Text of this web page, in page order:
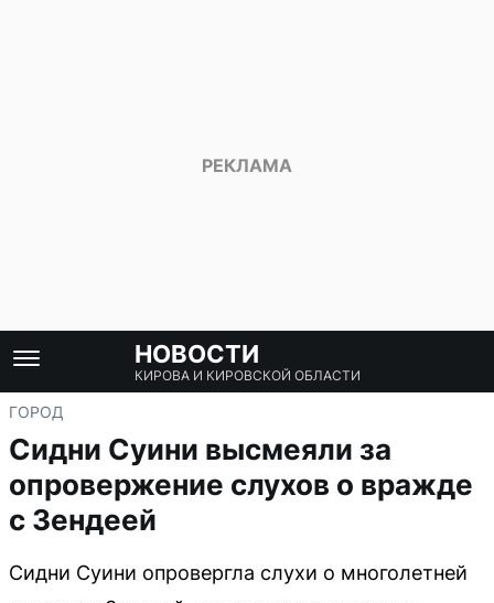
НОВОСТИ
КИРОВА И КИРОВСКОЙ ОБЛАСТИ
ГОРОД
Сидни Суини высмеяли за
опровержение слухов о вражде
с Зендеей
Сидни Суини опровергла слухи о многолетней